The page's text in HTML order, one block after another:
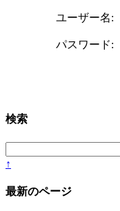
ユーザー名:
パスワード:
検索
↑
最新のページ